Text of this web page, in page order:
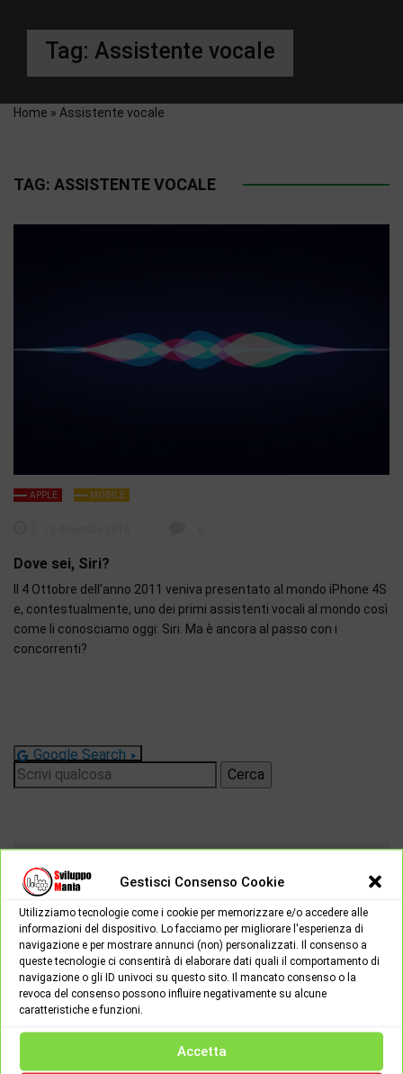
Gestisci Consenso Cookie
Utilizziamo tecnologie come i cookie per memorizzare e/o accedere alle
informazioni del dispositivo. Lo facciamo per migliorare l'esperienza di
navigazione e per mostrare annunci (non) personalizzati. Il consenso a
queste tecnologie ci consentirà di elaborare dati quali il comportamento di
navigazione o gli ID univoci su questo sito. Il mancato consenso o la
revoca del consenso possono influire negativamente su alcune
caratteristiche e funzioni.
Accetta
Tag: Assistente vocale
Home » Assistente vocale
TAG: ASSISTENTE VOCALE
APPLE MOBILE
Dove sei, Siri?
Il 4 Ottobre dell’anno 2011 veniva presentato al mondo iPhone 4S
e, contestualmente, uno dei primi assistenti vocali al mondo così
come li conosciamo oggi: Siri. Ma è ancora al passo con i
concorrenti?
Google Search
Ricerca
per: